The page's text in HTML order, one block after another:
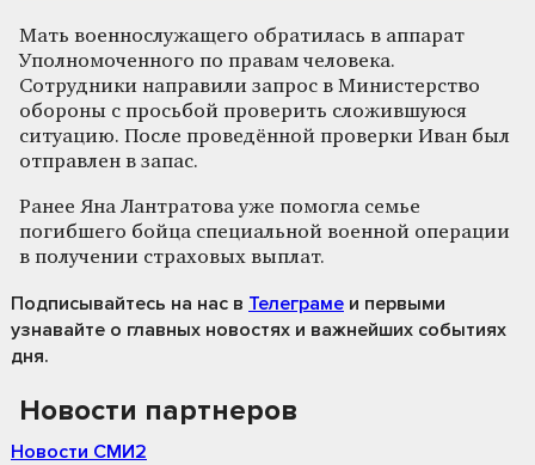
Мать военнослужащего обратилась в аппарат
Уполномоченного по правам человека.
Сотрудники направили запрос в Министерство
обороны с просьбой проверить сложившуюся
ситуацию. После проведённой проверки Иван был
отправлен в запас.
Ранее Яна Лантратова уже помогла семье
погибшего бойца специальной военной операции
в получении страховых выплат.
Подписывайтесь на нас в Телеграме и первыми
узнавайте о главных новостях и важнейших событиях
дня.
Новости партнеров
Новости СМИ2